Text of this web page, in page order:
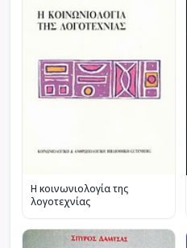
Η κοινωνιολογία της
λογοτεχνίας